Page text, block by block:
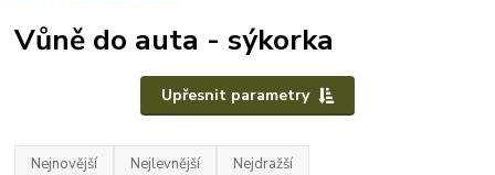
Vůně do auta - sýkorka
Upřesnit parametry
Nejnovější Nejlevnější Nejdražší